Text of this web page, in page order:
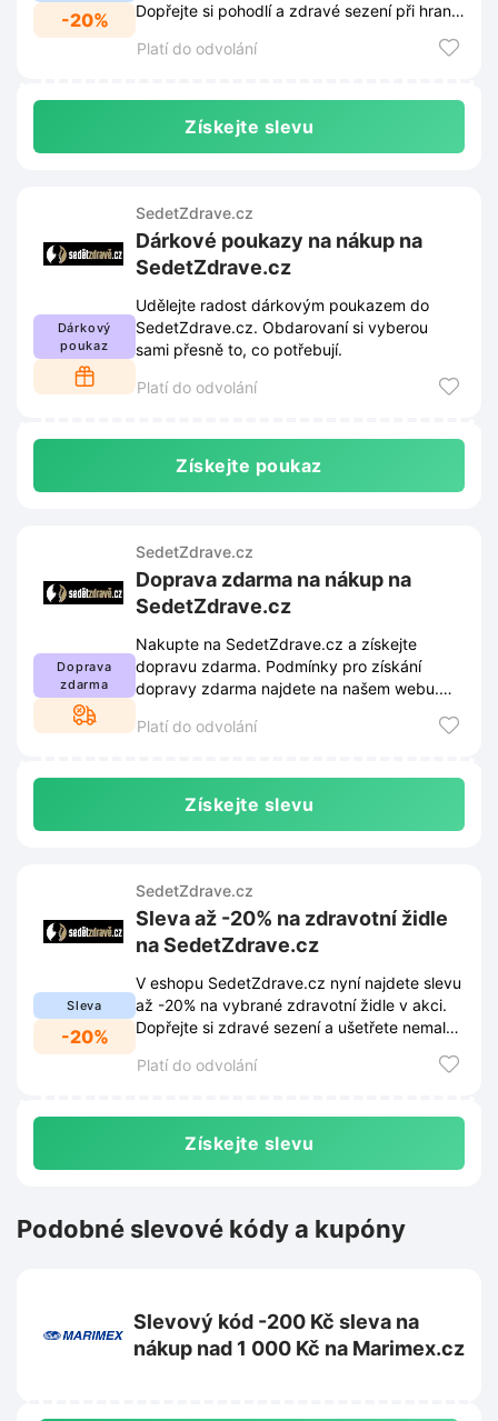
-20%
Dopřejte si pohodlí a zdravé sezení při hraní
Platí do odvolání
Získejte slevu
Dárkový
poukaz
SedetZdrave.cz
Dárkové poukazy na nákup na
SedetZdrave.cz
Udělejte radost dárkovým poukazem do
SedetZdrave.cz. Obdarovaní si vyberou
sami přesně to, co potřebují.
Platí do odvolání
Získejte poukaz
Doprava
zdarma
SedetZdrave.cz
Doprava zdarma na nákup na
SedetZdrave.cz
Nakupte na SedetZdrave.cz a získejte
dopravu zdarma. Podmínky pro získání
dopravy zdarma najdete na našem webu.
Platí do odvolání
Získejte slevu
Sleva
-20%
SedetZdrave.cz
Sleva až -20% na zdravotní židle
na SedetZdrave.cz
V eshopu SedetZdrave.cz nyní najdete slevu
až -20% na vybrané zdravotní židle v akci.
Dopřejte si zdravé sezení a ušetřete nemalé
Platí do odvolání
Získejte slevu
Podobné slevové kódy a kupóny
Slevový kód -200 Kč sleva na
nákup nad 1 000 Kč na Marimex.cz